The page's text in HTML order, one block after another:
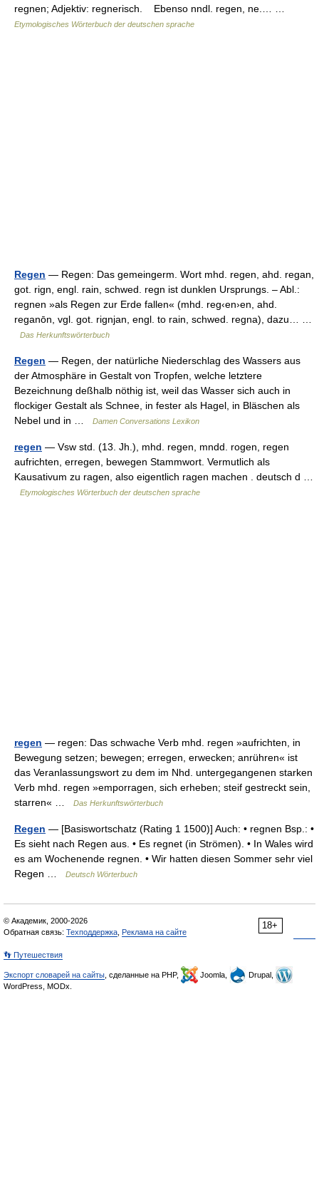
regnen; Adjektiv: regnerisch. Ebenso nndl. regen, ne.… …
Etymologisches Wörterbuch der deutschen sprache
Regen — Regen: Das gemeingerm. Wort mhd. regen, ahd. regan,
got. rign, engl. rain, schwed. regn ist dunklen Ursprungs. – Abl.:
regnen »als Regen zur Erde fallen« (mhd. reg‹en›en, ahd.
reganōn, vgl. got. rignjan, engl. to rain, schwed. regna), dazu… …
Das Herkunftswörterbuch
Regen — Regen, der natürliche Niederschlag des Wassers aus
der Atmosphäre in Gestalt von Tropfen, welche letztere
Bezeichnung deßhalb nöthig ist, weil das Wasser sich auch in
flockiger Gestalt als Schnee, in fester als Hagel, in Bläschen als
Nebel und in …
Damen Conversations Lexikon
regen — Vsw std. (13. Jh.), mhd. regen, mndd. rogen, regen
aufrichten, erregen, bewegen Stammwort. Vermutlich als
Kausativum zu ragen, also eigentlich ragen machen . deutsch d …
Etymologisches Wörterbuch der deutschen sprache
regen — regen: Das schwache Verb mhd. regen »aufrichten, in
Bewegung setzen; bewegen; erregen, erwecken; anrühren« ist
das Veranlassungswort zu dem im Nhd. untergegangenen starken
Verb mhd. regen »emporragen, sich erheben; steif gestreckt sein,
starren« …
Das Herkunftswörterbuch
Regen — [Basiswortschatz (Rating 1 1500)] Auch: • regnen Bsp.: •
Es sieht nach Regen aus. • Es regnet (in Strömen). • In Wales wird
es am Wochenende regnen. • Wir hatten diesen Sommer sehr viel
Regen …
Deutsch Wörterbuch
18+
© Академик, 2000-2026
Обратная связь: Техподдержка Реклама на сайте
👣 Путешествия
Экспорт словарей на сайты , сделанные на PHP, Joomla,
Drupal,
WordPress, MODx.